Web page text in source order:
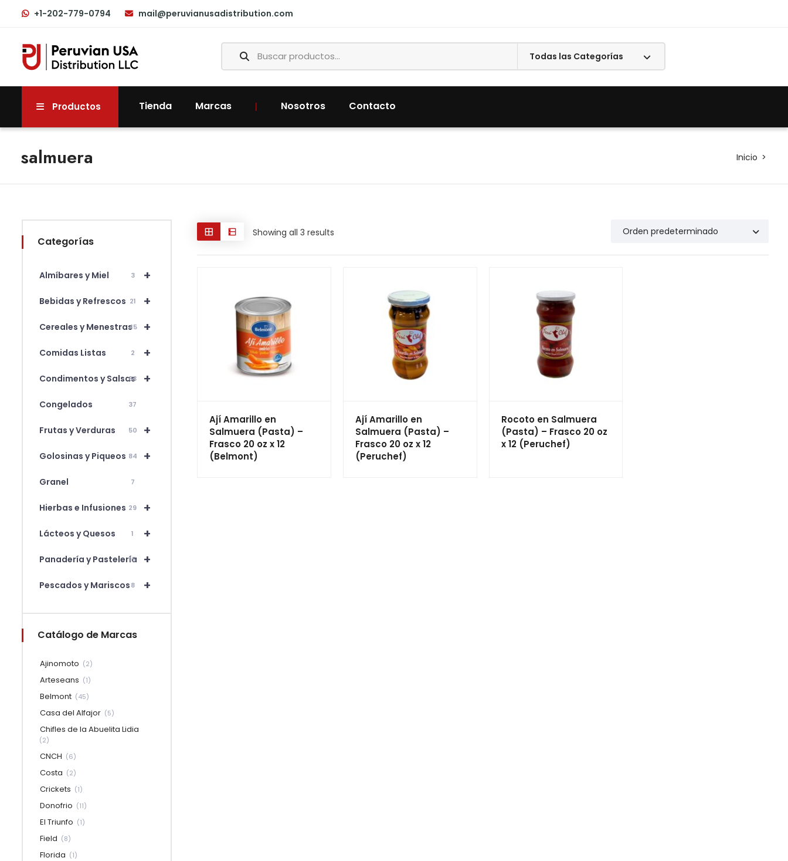
+1-202-779-0794 mail@peruvianusadistribution.com
Productos Tienda Marcas Nosotros Contacto
salmuera Inicio
Categorías
+
Almíbares y Miel 3
+
Bebidas y Refrescos 21
+
Cereales y Menestras45
+
Comidas Listas 2
+
Condimentos y Salsas
63
Congelados 37
+
Frutas y Verduras 50
+
Golosinas y Piqueos 84
Granel 7
+
Hierbas e Infusiones 29
+
Lácteos y Quesos 1
+
Panadería y Pastelería
15
+
Pescados y Mariscos8
Catálogo de Marcas
Ajinomoto (2)
Arteseans (1)
Belmont (45)
Casa del Alfajor (5)
Chifles de la Abuelita Lidia
(2)
CNCH (6)
Costa (2)
Crickets (1)
Donofrio (11)
El Triunfo (1)
Field (8)
Florida (1)
Showing all 3 results
Ají Amarillo en
Salmuera (Pasta) –
Frasco 20 oz x 12
(Belmont)
Ají Amarillo en
Salmuera (Pasta) –
Frasco 20 oz x 12
(Peruchef)
Rocoto en Salmuera
(Pasta) – Frasco 20 oz
x 12 (Peruchef)